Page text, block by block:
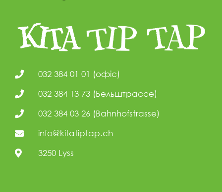
032 384 01 01 (офіс)
032 384 13 73 (Бельштрассе)
032 384 03 26 (Bahnhofstrasse)
info@kitatiptap.ch
3250 Lyss